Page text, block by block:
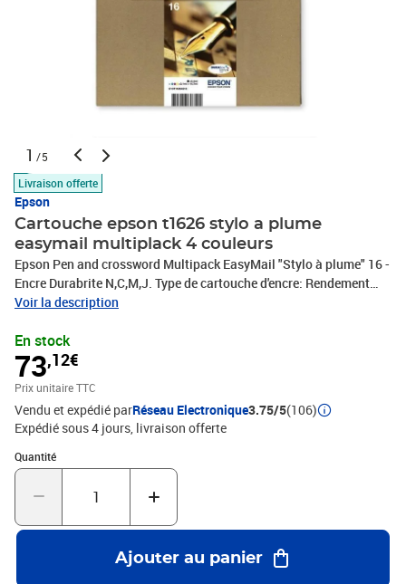
1 /5
Livraison offerte
Epson
Cartouche epson t1626 stylo a plume
easymail multiplack 4 couleurs
Epson Pen and crossword Multipack EasyMail "Stylo à plume" 16 -
Encre Durabrite N,C,M,J. Type de cartouche d'encre: Rendement
standard, Type d’encre noire: Encre à pigments, Type d’encre de
d'alimentation: Multi pack, Volume d'encre de couleur: 3,1 ml,
Quantité: 1 pièce(s)
Voir la description
En stock
73,12€
Prix unitaire TTC
Vendu et expédié parRéseau Electronique3.75/5(106)
Expédié sous 4 jours livraison offerte
Quantité
Quantité : 1
Ajouter au panier